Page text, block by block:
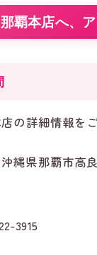
覇本店へ、
の詳細情報を
沖縄県那覇市
3915